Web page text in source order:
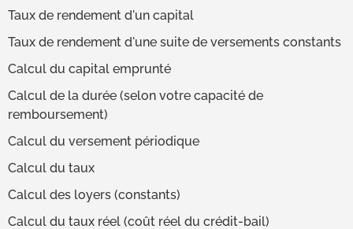
Taux de rendement d'un capital
Taux de rendement d'une suite de versements constants
Calcul du capital emprunté
Calcul de la durée (selon votre capacité de
remboursement)
Calcul du versement périodique
Calcul du taux
Calcul des loyers (constants)
Calcul du taux réel (coût réel du crédit-bail)